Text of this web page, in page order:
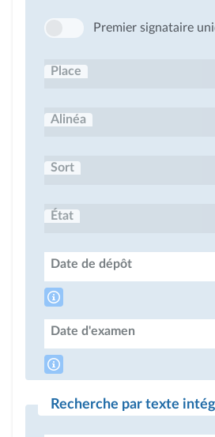
Premier signataire
Place
Alinéa
Sort
État
Date de dépôt
Date d'examen
Recherche par texte